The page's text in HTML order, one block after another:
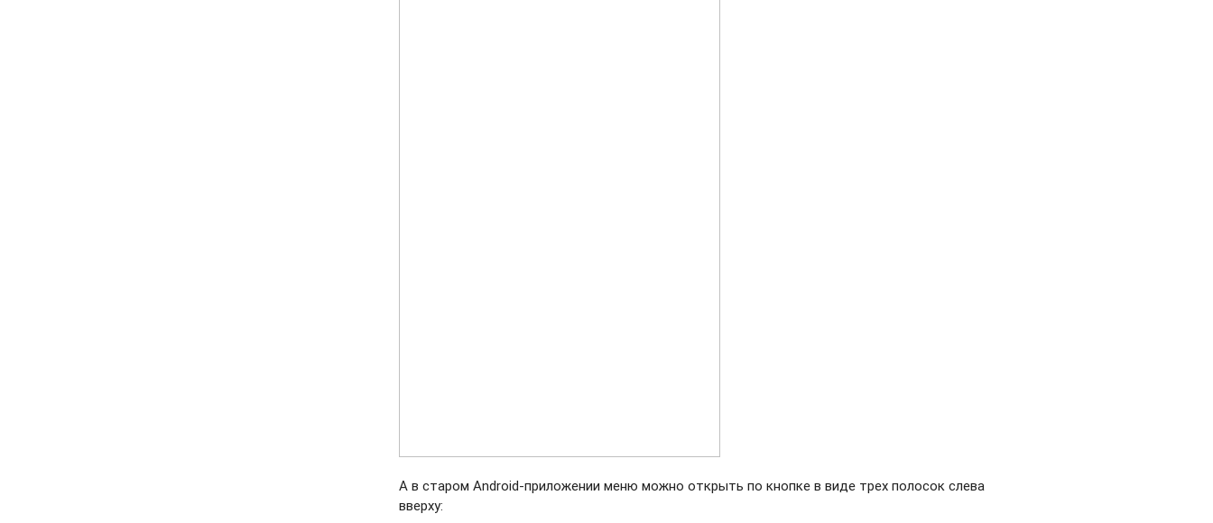
А в старом Android-приложениименю можно открыть по кнопке в виде трех полосок слева
вверху: